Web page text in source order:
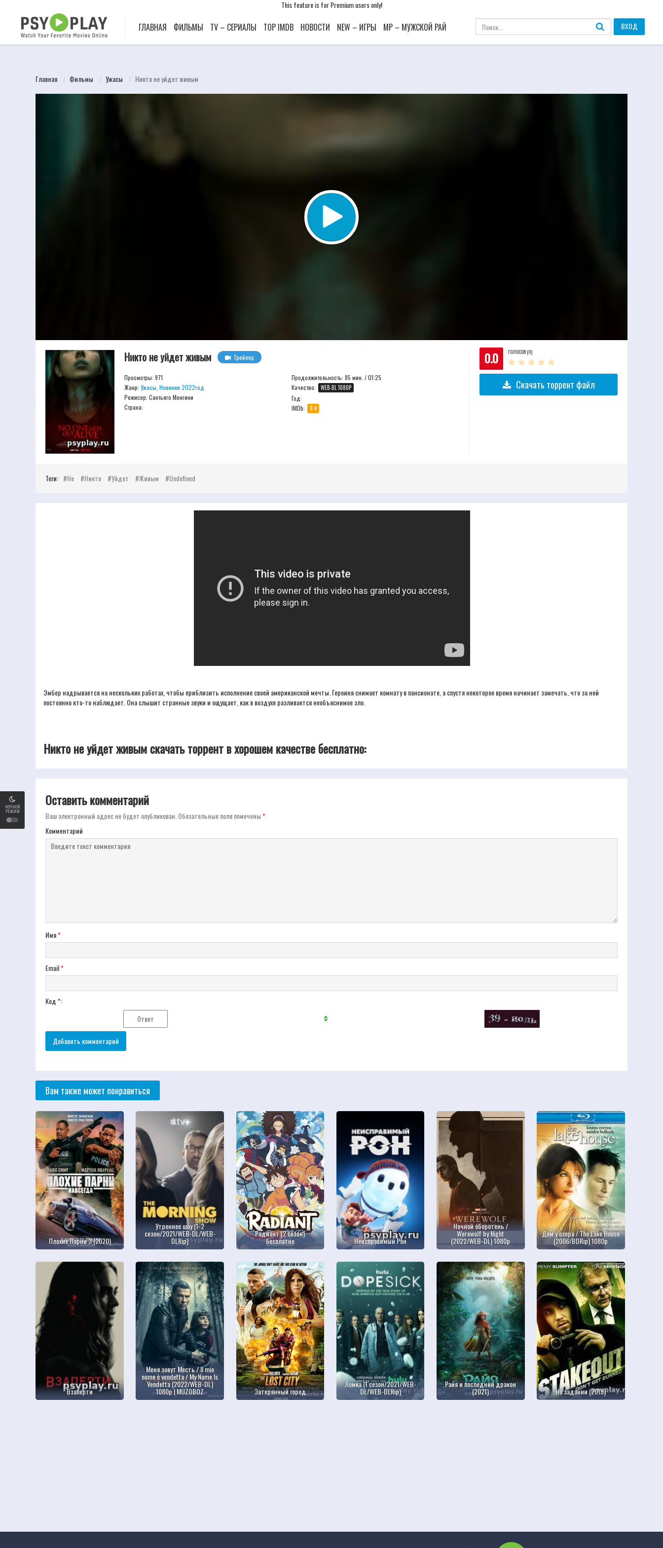
This feature is for Premium users only!
НОЧНОЙ
РЕЖИМ
This feature is for Premium users only!
ГЛАВНАЯ ФИЛЬМЫ TV – СЕРИАЛЫ TOP IMDB НОВОСТИ NEW – ИГРЫ MP – МУЖСКОЙ РАЙ ВХОД
Главная Фильмы Ужасы Никто не уйдет живым
0.0 ГОЛОСОВ (0)
Скачать торрент файл
Никто не уйдет живым Трейлер
Просмотры: 971
Жанр: Ужасы Новинки 2022год
Режисер: Сантьяго Менгини
Страна:
Продолжительность:85 мин. / 01:25
Качество:
WEB-DL 1080P
Год:
IMDb:
8.4
Теги: Не Никто Уйдет Живым Undefined
Эмбер надрывается на нескольких работах, чтобы приблизить исполнение своей американской мечты. Героиня снимает комнату в пансионате, а спустя некоторое время начинает замечать, что за ней
постоянно кто-то наблюдает. Она слышит странные звуки и ощущает, как в воздухе разливается необъяснимое зло.
Никто не уйдет живым скачать торрент в хорошем качестве бесплатно:
Оставить комментарий
Ваш электронный адрес не будет опубликован. Обязательные поля помечены*
Комментарий
Имя*
Email*
Код *:
Вам также может понравиться
Плохие Парни 3 (2020)
Утреннее шоу (1-2
сезон/2021/WEB-DL/WEB-
DLRip)
Радиант (2 сезон)
бесплатно Неисправимый Рон
Ночной оборотень /
Werewolf by Night
(2022/WEB-DL) 1080p
Дом у озера / The Lake House
(2006/BDRip) 1080p
Взаперти
Меня зовут Месть / Il mio
nome è vendetta / My Name Is
Vendetta (2022/WEB-DL)
1080p | MUZOBOZ Затерянный город
Ломка (1 сезон/2021/WEB-
DL/WEB-DLRip)
Райя и последний дракон
(2021) На задании (2019)